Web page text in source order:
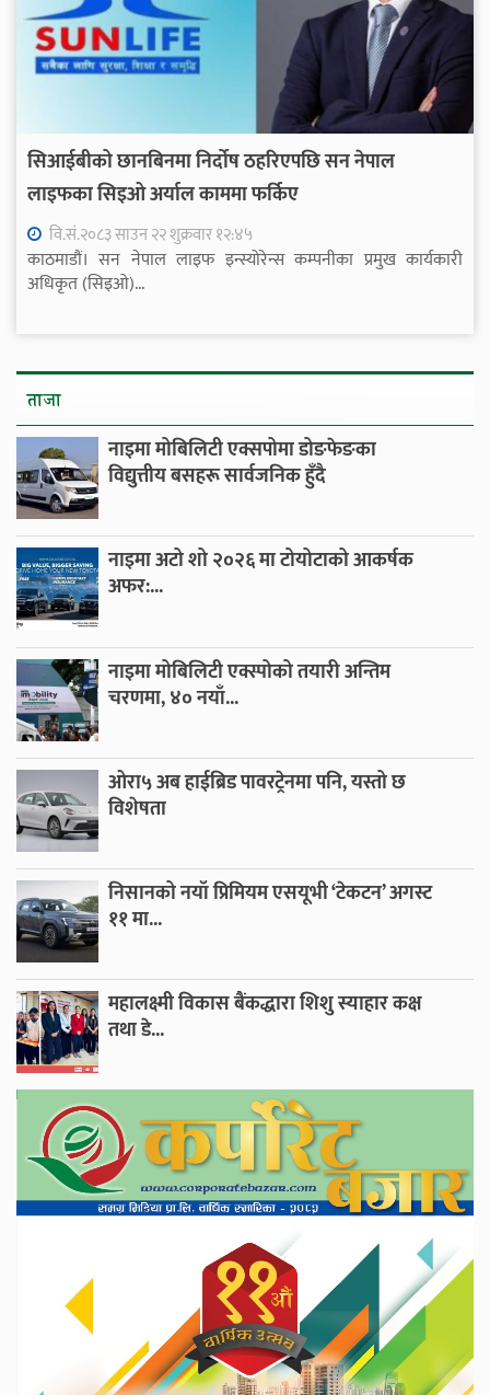
सिआईबीको छानबिनमा निर्दोष ठहरिएपछि सन नेपाल
लाइफका सिइओ अर्याल काममा फर्किए
वि.सं.२०८३ साउन २२ शुक्रवार १२:४५
काठमाडौं। सन नेपाल लाइफ इन्स्योरेन्स कम्पनीका प्रमुख कार्यकारी
अधिकृत (सिइओ)...
ताजा
नाइमा मोबिलिटी एक्सपोमा डोङफेङका
विद्युत्तीय बसहरू सार्वजनिक हुँदै
नाइमा अटो शो २०२६ मा टोयोटाको आकर्षक
अफर:...
नाइमा मोबिलिटी एक्स्पोको तयारी अन्तिम
चरणमा, ४० नयाँ...
ओरा५ अब हाईब्रिड पावरट्रेनमा पनि, यस्तो छ
विशेषता
निसानको नयाँ प्रिमियम एसयूभी ‘टेकटन’ अगस्ट
११ मा...
महालक्ष्मी विकास बैंकद्धारा शिशु स्याहार कक्ष
तथा डे...